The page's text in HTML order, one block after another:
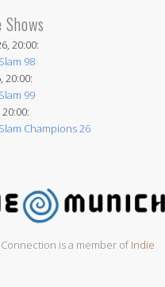
20:00:
98
20:00:
99
Champions 26
is a member ofIndie